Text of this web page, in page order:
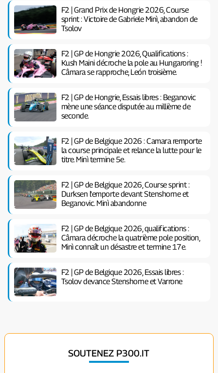
F2 | Grand Prix de Hongrie 2026, Course
sprint : Victoire de Gabriele Minì, abandon de
Tsolov
F2 | GP de Hongrie 2026, Qualifications :
Kush Maini décroche la pole au Hungaroring !
Câmara se rapproche, León troisième.
F2 | GP de Hongrie, Essais libres : Beganovic
mène une séance disputée au millième de
seconde.
F2 | GP de Belgique 2026 : Camara remporte
la course principale et relance la lutte pour le
titre. Minì termine 5e.
F2 | GP de Belgique 2026, Course sprint :
Durksen l'emporte devant Stenshorne et
Beganovic. Minì abandonne
F2 | GP de Belgique 2026, qualifications :
Câmara décroche la quatrième pole position,
Minì connaît un désastre et termine 17e.
F2 | GP de Belgique 2026, Essais libres :
Tsolov devance Stenshorne et Varrone
SOUTENEZ P300.IT